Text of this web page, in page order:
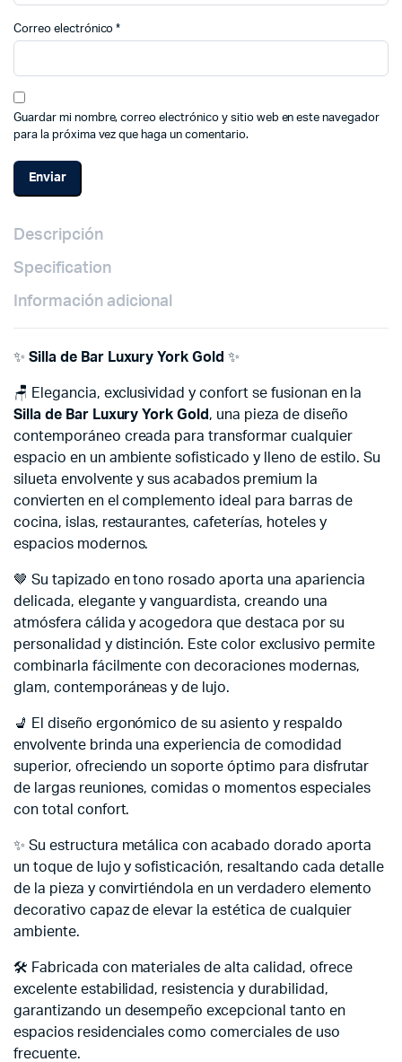
Correo electrónico*
Guardar mi nombre, correo electrónico y sitio web en este navegador
para la próxima vez que haga un comentario.
Descripción
Specification
Información adicional
✨ Silla de Bar Luxury York Gold ✨
🪑 Elegancia, exclusividad y confort se fusionan en la
Silla de Bar Luxury York Gold , una pieza de diseño
contemporáneo creada para transformar cualquier
espacio en un ambiente sofisticado y lleno de estilo. Su
silueta envolvente y sus acabados premium la
convierten en el complemento ideal para barras de
cocina, islas, restaurantes, cafeterías, hoteles y
espacios modernos.
🤎 Su tapizado en tono rosado aporta una apariencia
delicada, elegante y vanguardista, creando una
atmósfera cálida y acogedora que destaca por su
personalidad y distinción. Este color exclusivo permite
combinarla fácilmente con decoraciones modernas,
glam, contemporáneas y de lujo.
💺 El diseño ergonómico de su asiento y respaldo
envolvente brinda una experiencia de comodidad
superior, ofreciendo un soporte óptimo para disfrutar
de largas reuniones, comidas o momentos especiales
con total confort.
✨ Su estructura metálica con acabado dorado aporta
un toque de lujo y sofisticación, resaltando cada detalle
de la pieza y convirtiéndola en un verdadero elemento
decorativo capaz de elevar la estética de cualquier
ambiente.
🛠️ Fabricada con materiales de alta calidad, ofrece
excelente estabilidad, resistencia y durabilidad,
garantizando un desempeño excepcional tanto en
espacios residenciales como comerciales de uso
frecuente.